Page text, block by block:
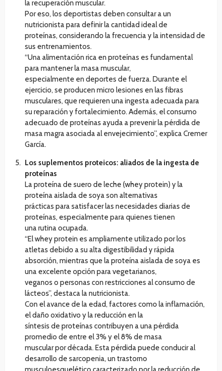
la recuperación muscular.
Por eso, los deportistas deben consultar a un
nutricionista para definir la cantidad ideal de
proteínas, considerando la frecuencia y la intensidad de
sus entrenamientos.
“Una alimentación rica en proteínas es fundamental
para mantener la masa muscular,
especialmente en deportes de fuerza. Durante el
ejercicio, se producen micro lesiones en las fibras
musculares, que requieren una ingesta adecuada para
su reparación y fortalecimiento. Además, el consumo
adecuado de proteínas ayuda a prevenir la pérdida de
masa magra asociada al envejecimiento”, explica Cremer
García.
Los suplementos proteicos: aliados de la ingesta de
proteínas
La proteína de suero de leche (whey protein) y la
proteína aislada de soya son alternativas
prácticas para satisfacer las necesidades diarias de
proteínas, especialmente para quienes tienen
una rutina ocupada.
“El whey protein es ampliamente utilizado por los
atletas debido a su alta digestibilidad y rápida
absorción, mientras que la proteína aislada de soya es
una excelente opción para vegetarianos,
veganos o personas con restricciones al consumo de
lácteos”, destaca la nutricionista.
Con el avance de la edad, factores como la inflamación,
el daño oxidativo y la reducción en la
síntesis de proteínas contribuyen a una pérdida
promedio de entre el 3% y el 8% de masa
muscular por década. Esta pérdida puede conducir al
desarrollo de sarcopenia, un trastorno